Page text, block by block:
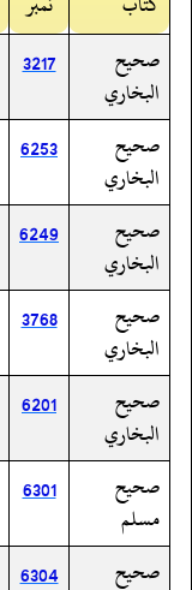
صحيح
البخاري
3217
صحيح
البخاري
6253
صحيح
البخاري
6249
صحيح
البخاري
3768
صحيح
البخاري
6201
صحيح
مسلم
6301
صحيح
6304